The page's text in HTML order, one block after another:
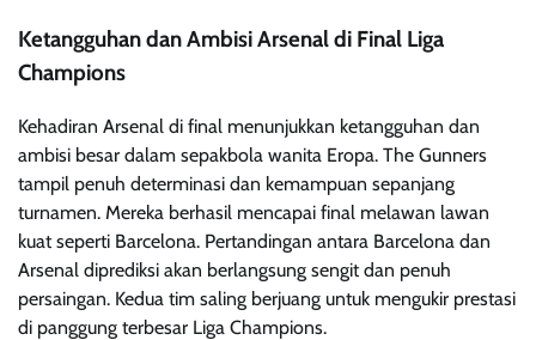
Ketangguhan dan Ambisi Arsenal di Final Liga
Champions
Kehadiran Arsenal di final menunjukkan ketangguhan dan
ambisi besar dalam sepakbola wanita Eropa. The Gunners
tampil penuh determinasi dan kemampuan sepanjang
turnamen. Mereka berhasil mencapai final melawan lawan
kuat seperti Barcelona. Pertandingan antara Barcelona dan
Arsenal diprediksi akan berlangsung sengit dan penuh
persaingan. Kedua tim saling berjuang untuk mengukir prestasi
di panggung terbesar Liga Champions.